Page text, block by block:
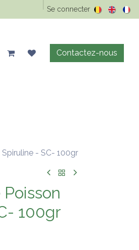
Maison & entretien Précos d'été
Se connecter
Contactez-nous
- SC- 100gr
100gr